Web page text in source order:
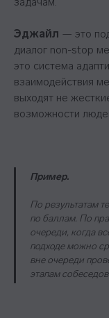
Эджайл — это
диалог non-stop
это система
взаимодействия
выходят не
возможности
Пример.
По результатам
по баллам. По
очереди, когда
подходе можно
вне очереди
этапам